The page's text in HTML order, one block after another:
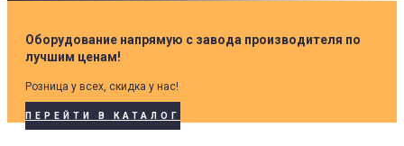
Оборудование напрямую с завода производителя по
лучшим ценам!
Розница у всех, скидка у нас!
ПЕРЕЙТИ В КАТАЛОГ